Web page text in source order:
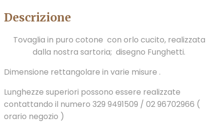
Descrizione
Tovaglia in puro cotone con orlo cucito, realizzata
dalla nostra sartoria; disegno Funghetti.
Dimensione rettangolare in varie misure .
Lunghezze superiori possono essere realizzate
contattando il numero 329 9491509 / 02 96702966 (
orario negozio )